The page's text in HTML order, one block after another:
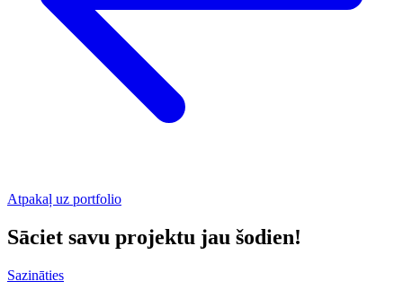
Atpakaļ uz portfolio
Sāciet savu projektu jau šodien!
Sazināties